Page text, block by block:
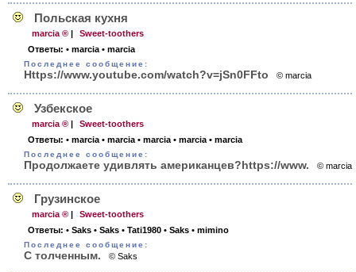
Польская кухня
marcia ® |
Sweet-toothers
Ответы: • marcia • marcia
Последнее сообщение:
Https:/­/www.youtube.c­om/watch?v=jSn­0FFto © marcia
Узбекское
marcia ® |
Sweet-toothers
Ответы: • marcia • marcia • marcia • marcia • marcia
Последнее сообщение:
Продолжаете удивлять америка­нцев?https://w­ww. © marcia
Грузинское
marcia ® |
Sweet-toothers
Ответы: • Saks • Saks • Tati1980 • Saks • mimino
Последнее сообщение:
С толченным. © Saks